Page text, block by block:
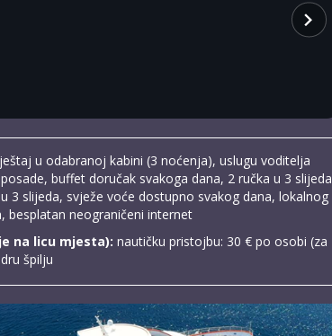
chevron_right
u odabranoj kabini (3 noćenja), uslugu voditelja
buffet doručak svakoga dana, 2 ručka u 3 slijeda
3 slijeda, svježe voće dostupno svakog dana, lokalnog
besplatan neograničeni internet
na licu mjesta):nautičku pristojbu: 30 € po osobi (za
špilju